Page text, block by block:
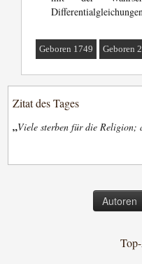
Geboren 1749 Geboren
Zitat des Tages
„Viele sterben für die Religion;
Autoren